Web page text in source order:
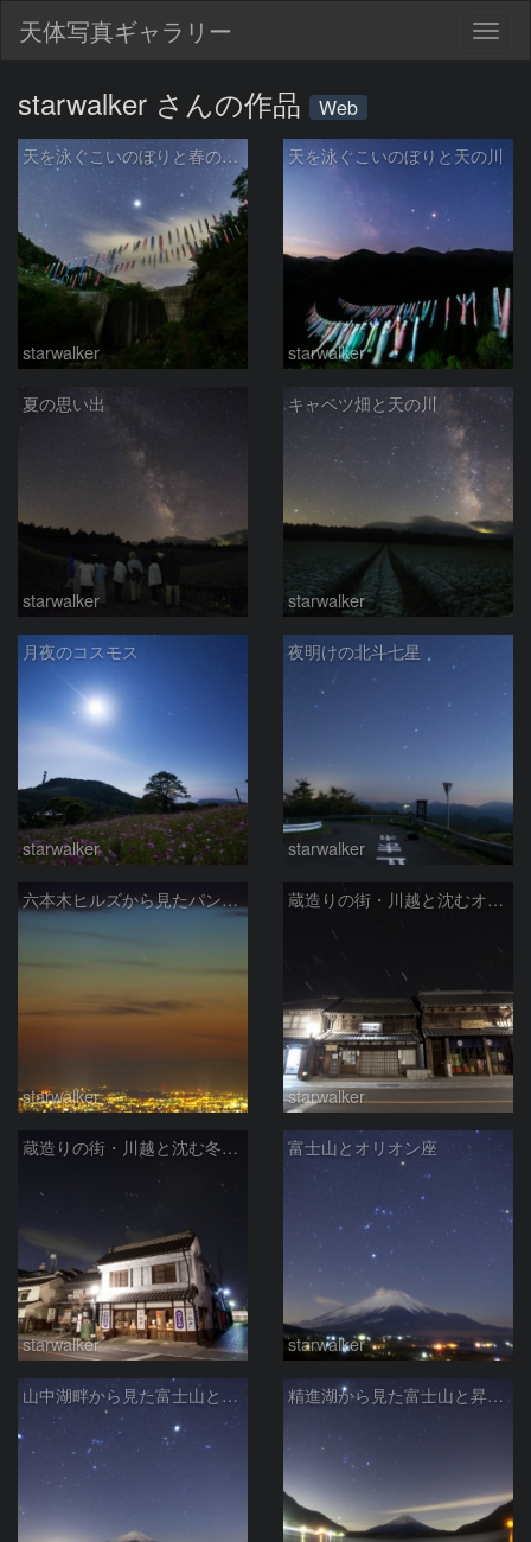
天体写真ギャラリー
starwalker さんの作品 Web
天を泳ぐこいのぼりと春の星々
starwalker
天を泳ぐこいのぼりと天の川
starwalker
夏の思い出
starwalker
キャベツ畑と天の川
starwalker
月夜のコスモス
starwalker
夜明けの北斗七星
starwalker
六本木ヒルズから見たパンスターズ彗星
starwalker
蔵造りの街・川越と沈むオリオン座
starwalker
蔵造りの街・川越と沈む冬の星座
starwalker
富士山とオリオン座
starwalker
山中湖畔から見た富士山と沈む冬の星座 精進湖から見た富士山と昇るオリオン座